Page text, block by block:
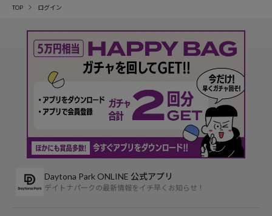
TOP ログイン
Daytona Park ONLINE 公式アプリ
デイトナパークの最新情報をイチ早くお知らせ！